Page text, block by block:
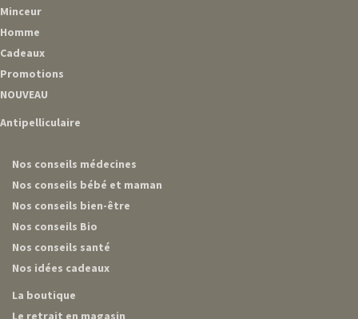
Minceur
Homme
Cadeaux
Promotions
NOUVEAU
Antipelliculaire
Nos conseils médecines
Nos conseils bébé et maman
Nos conseils bien-être
Nos conseils Bio
Nos conseils santé
Nos idées cadeaux
La boutique